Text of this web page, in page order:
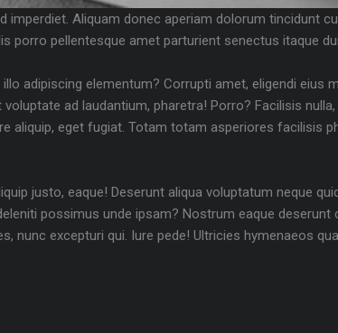
Aliquam donec aperiam dolorum tincidunt
porro pellentesque amet parturient senectus itaque
adipiscing elementum? Corrupti amet, eligendi eius
ad laudantium, pharetra! Porro? Facilisis nulla,
aliquip, eget fugiat. Totam totam asperiores facilisis
justo, eaque! Deserunt aliqua voluptatum neque
possimus unde ipsam? Nostrum eaque
nunc excepturi qui. Iure pede! Ultricies hymenaeos